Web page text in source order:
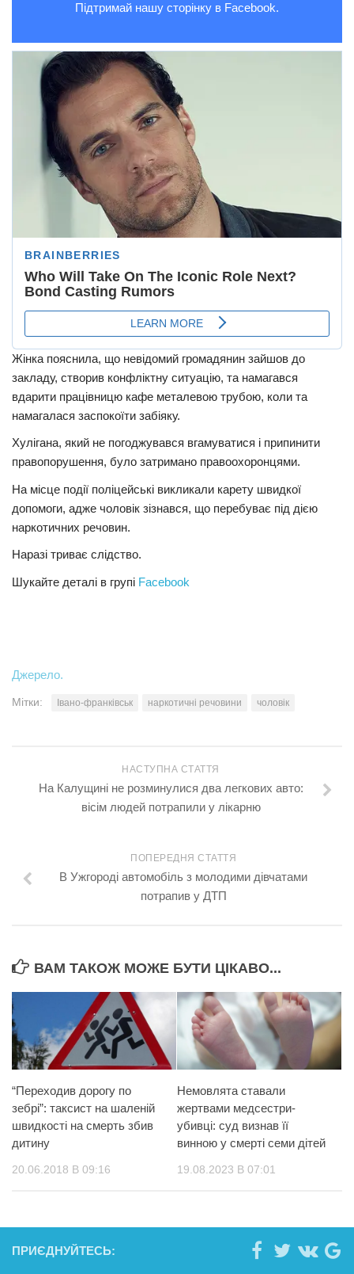
Підтримай нашу сторінку в Facebook.
Жінка пояснила, що невідомий громадянин зайшов до
закладу, створив конфліктну ситуацію, та намагався
вдарити працівницю кафе металевою трубою, коли та
намагалася заспокоїти забіяку.
Хулігана, який не погоджувався вгамуватися і припинити
правопорушення, було затримано правоохоронцями.
На місце події поліцейські викликали карету швидкої
допомоги, адже чоловік зізнався, що перебуває під дією
наркотичних речовин.
Наразі триває слідство.
Шукайте деталі в групі Facebook
Джерело.
Мітки: Івано-франківськ наркотичні речовини чоловік
НАСТУПНА СТАТТЯ
На Калущині не розминулися два легкових авто:
вісім людей потрапили у лікарню
ПОПЕРЕДНЯ СТАТТЯ
В Ужгороді автомобіль з молодими дівчатами
потрапив у ДТП
ВАМ ТАКОЖ МОЖЕ БУТИ ЦІКАВО...
“Переходив дорогу по
зебрі”: таксист на шаленій
швидкості на смерть збив
дитину
20.06.2018 В 09:16
Немовлята ставали
жертвами медсестри-
убивці: суд визнав її
винною у смерті семи дітей
19.08.2023 В 07:01
ПРИЄДНУЙТЕСЬ: